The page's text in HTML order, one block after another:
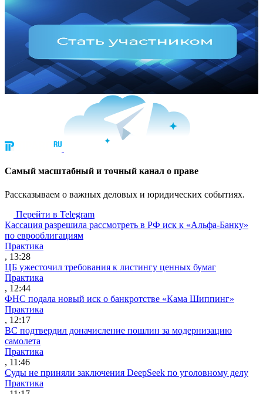
Cамый масштабный и точный канал о праве
Рассказываем о важных деловых и юридических событиях.
Перейти в Telegram
Кассация разрешила рассмотреть в РФ иск к «Альфа-Банку»
по еврооблигациям
Практика
, 13:28
ЦБ ужесточил требования к листингу ценных бумаг
Практика
, 12:44
ФНС подала новый иск о банкротстве «Кама Шиппинг»
Практика
, 12:17
ВС подтвердил доначисление пошлин за модернизацию
самолета
Практика
, 11:46
Суды не приняли заключения DeepSeek по уголовному делу
Практика